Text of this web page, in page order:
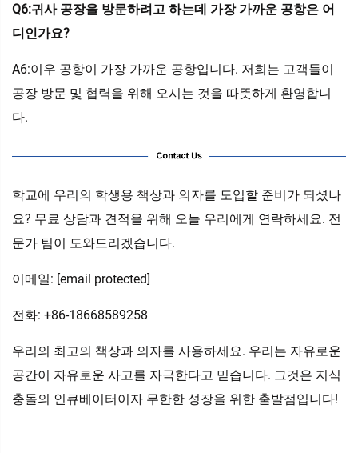
Q6:귀사 공장을 방문하려고 하는데 가장 가까운 공항은 어
디인가요?
A6:이우 공항이 가장 가까운 공항입니다. 저희는 고객들이
공장 방문 및 협력을 위해 오시는 것을 따뜻하게 환영합니
다.
학교에 우리의 학생용 책상과 의자를 도입할 준비가 되셨나
요? 무료 상담과 견적을 위해 오늘 우리에게 연락하세요. 전
문가 팀이 도와드리겠습니다.
이메일: [email protected]
전화: +86-18668589258
우리의 최고의 책상과 의자를 사용하세요. 우리는 자유로운
공간이 자유로운 사고를 자극한다고 믿습니다. 그것은 지식
충돌의 인큐베이터이자 무한한 성장을 위한 출발점입니다!